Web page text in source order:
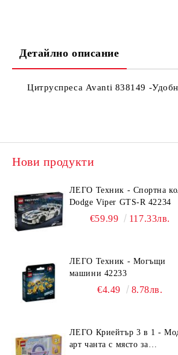
Детайлно описание
Цитруспреса Avanti 838149 -
Нови продукти
ЛЕГО Техник - Спортна
Dodge Viper GTS-R 42234
€59.99 117.33лв.
ЛЕГО Техник - Могъщи
машини 42233
€4.49 8.78лв.
ЛЕГО Криейтър 3 в 1 -
арт чанта с място за